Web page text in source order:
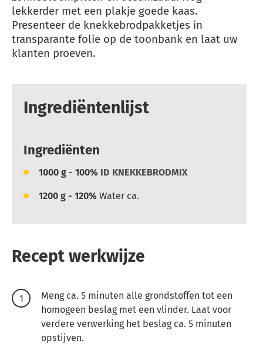
lekkerder met een plakje goede kaas.
Presenteer de knekkebrodpakketjes in
transparante folie op de toonbank en laat uw
klanten proeven.
Ingrediëntenlijst
Ingrediënten
1000 g - 100% ID KNEKKEBRODMIX
1200 g - 120% Water ca.
Recept werkwijze
Meng ca. 5 minuten alle grondstoffen tot een
homogeen beslag met een vlinder. Laat voor
verdere verwerking het beslag ca. 5 minuten
opstijven.